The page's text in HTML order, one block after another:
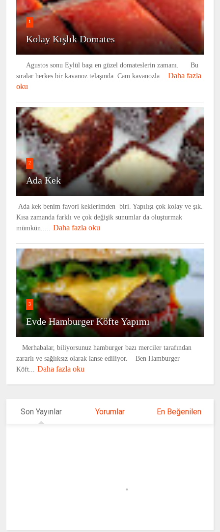
1
Kolay Kışlık Domates
Agustos sonu Eylül başı en güzel domateslerin zamanı. Bu
sıralar herkes bir kavanoz telaşında. Cam kavanozla...
Daha fazla
oku
2
Ada Kek
Ada kek benim favori keklerimden biri. Yapılışı çok kolay ve şık.
Kısa zamanda farklı ve çok değişik sunumlar da oluşturmak
mümkün.....
Daha fazla oku
3
Evde Hamburger Köfte Yapımı
Merhabalar, biliyorsunuz hamburger bazı merciler tarafından
zararlı ve sağlıksız olarak lanse ediliyor. Ben Hamburger
Köft...
Daha fazla oku
Son Yayınlar Yorumlar En Beğenilen